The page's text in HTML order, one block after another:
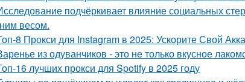
подчёркивает влияние социальных
весом.
8 Прокси для Instagram в 2025: Ускорите Свой
из одуванчиков - это не только вкусное
16 лучших прокси для Spotify в 2025 году